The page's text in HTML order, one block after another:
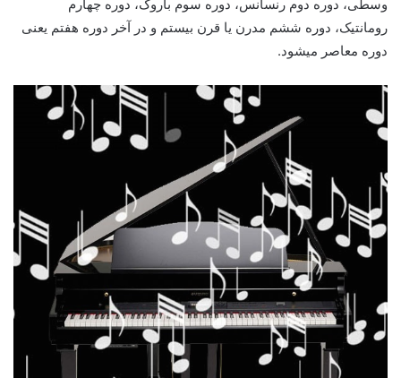
وسطی، دوره دوم رنسانس، دوره سوم باروک، دوره چهارم
رومانتیک، دوره ششم مدرن یا قرن بیستم و در آخر دوره هفتم یعنی
دوره معاصر میشود.